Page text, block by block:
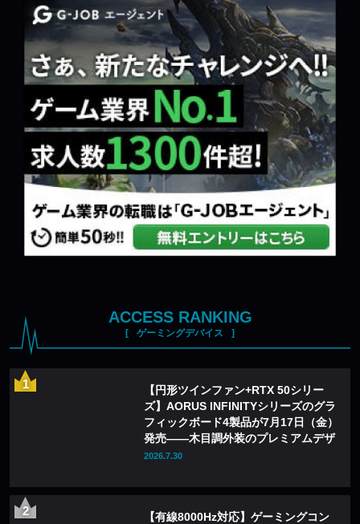
ACCESS RANKING
ゲーミングデバイス
【円形ツインファン+RTX 50シリー
ズ】AORUS INFINITYシリーズのグラ
フィックボード4製品が7月17日（金）
発売——木目調外装のプレミアムデザ
インを採用
2026.7.30
【有線8000Hz対応】ゲーミングコン